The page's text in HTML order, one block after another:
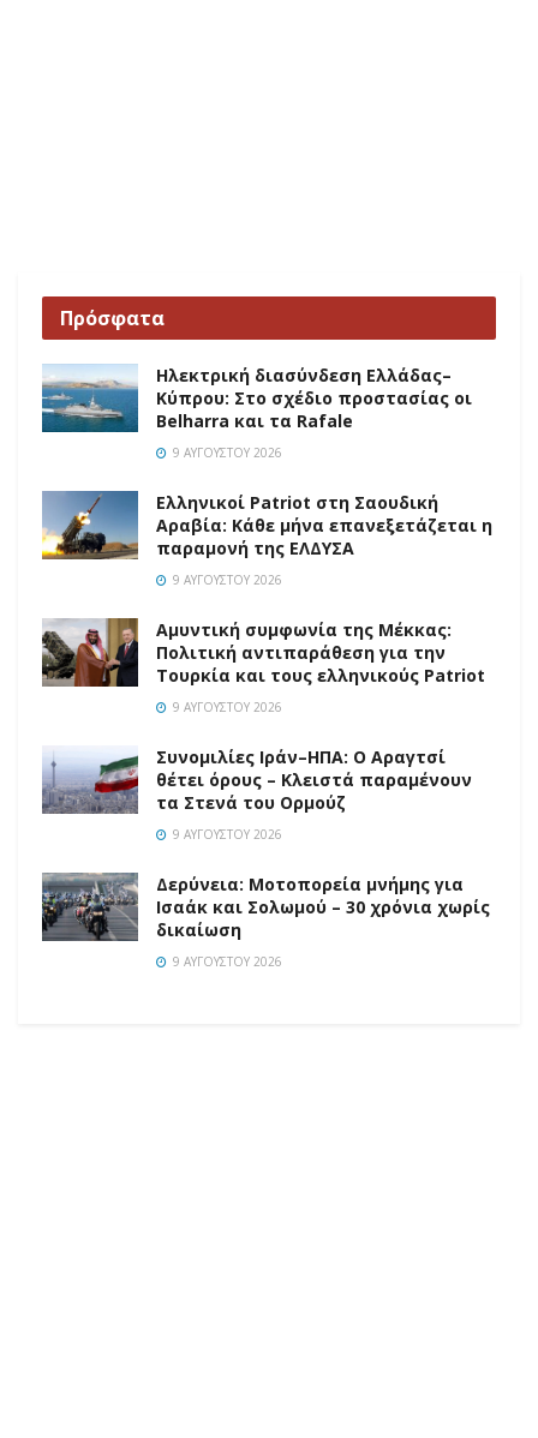
Πρόσφατα
Ηλεκτρική διασύνδεση Ελλάδας–
Κύπρου: Στο σχέδιο προστασίας οι
Belharra και τα Rafale
9 ΑΥΓΟΎΣΤΟΥ 2026
Ελληνικοί Patriot στη Σαουδική
Αραβία: Κάθε μήνα επανεξετάζεται η
παραμονή της ΕΛΔΥΣΑ
9 ΑΥΓΟΎΣΤΟΥ 2026
Αμυντική συμφωνία της Μέκκας:
Πολιτική αντιπαράθεση για την
Τουρκία και τους ελληνικούς Patriot
9 ΑΥΓΟΎΣΤΟΥ 2026
Συνομιλίες Ιράν–ΗΠΑ: Ο Αραγτσί
θέτει όρους – Κλειστά παραμένουν
τα Στενά του Ορμούζ
9 ΑΥΓΟΎΣΤΟΥ 2026
Δερύνεια: Μοτοπορεία μνήμης για
Ισαάκ και Σολωμού – 30 χρόνια χωρίς
δικαίωση
9 ΑΥΓΟΎΣΤΟΥ 2026